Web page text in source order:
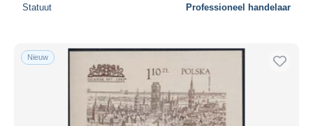
Statuut Professioneel handelaar
Nieuw